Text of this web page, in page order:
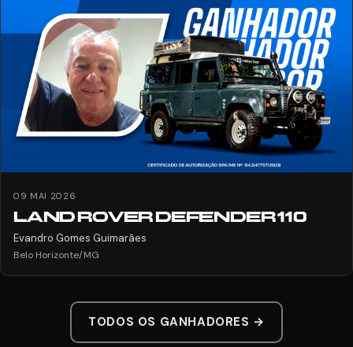
09 MAI 2026
LAND ROVER DEFENDER 110
Evandro Gomes Guimarães
Belo Horizonte/MG
TODOS OS GANHADORES →